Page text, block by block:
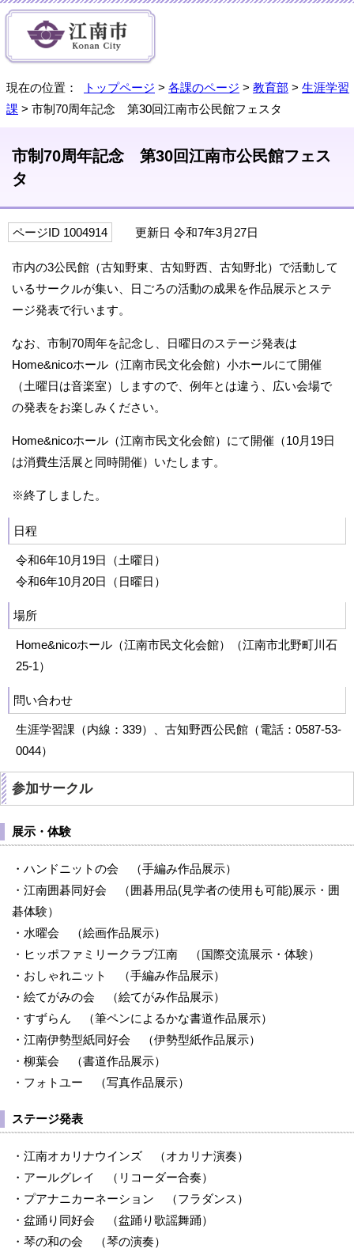
現在の位置： トップページ > 各課のページ > 教育部 > 生涯学習
課 > 市制70周年記念 第30回江南市公民館フェスタ
市制70周年記念 第30回江南市公民館フェス
タ
ページID 1004914 更新日 令和7年3月27日
市内の3公民館（古知野東、古知野西、古知野北）で活動して
いるサークルが集い、日ごろの活動の成果を作品展示とステ
ージ発表で行います。
なお、市制70周年を記念し、日曜日のステージ発表は
Home&nicoホール（江南市民文化会館）小ホールにて開催
（土曜日は音楽室）しますので、例年とは違う、広い会場で
の発表をお楽しみください。
Home&nicoホール（江南市民文化会館）にて開催（10月19日
は消費生活展と同時開催）いたします。
※終了しました。
日程
令和6年10月19日（土曜日）
令和6年10月20日（日曜日）
場所
Home&nicoホール（江南市民文化会館）（江南市北野町川石
25-1）
問い合わせ
生涯学習課（内線：339）、古知野西公民館（電話：0587-53-
0044）
参加サークル
展示・体験
・ハンドニットの会 （手編み作品展示）
・江南囲碁同好会 （囲碁用品(見学者の使用も可能)展示・囲
碁体験）
・水曜会 （絵画作品展示）
・ヒッポファミリークラブ江南 （国際交流展示・体験）
・おしゃれニット （手編み作品展示）
・絵てがみの会 （絵てがみ作品展示）
・すずらん （筆ペンによるかな書道作品展示）
・江南伊勢型紙同好会 （伊勢型紙作品展示）
・柳葉会 （書道作品展示）
・フォトユー （写真作品展示）
ステージ発表
・江南オカリナウインズ （オカリナ演奏）
・アールグレイ （リコーダー合奏）
・プアナニカーネーション （フラダンス）
・盆踊り同好会 （盆踊り歌謡舞踊）
・琴の和の会 （琴の演奏）